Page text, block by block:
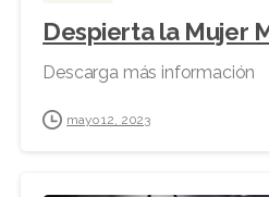
Despierta la Mujer
Descarga más información
mayo 12, 2023